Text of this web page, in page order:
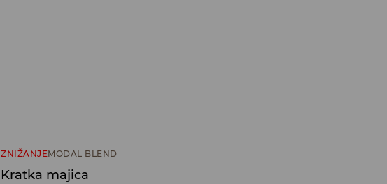
ZNIŽANJEMODAL BLEND
Kratka majica